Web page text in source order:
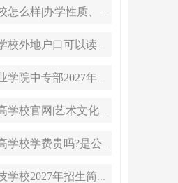
|办学性质、地址、学费汇总
户口可以读吗?转学插班条件
2027年招生简章|招生专业|升学途径
网|艺术文化高考班能高考吗
学费贵吗?是公办还是民办
年招生简章、招生专业、招生对象